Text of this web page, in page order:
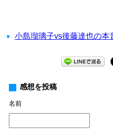
小島瑠璃子vs後藤達也の本
感想を投稿
名前